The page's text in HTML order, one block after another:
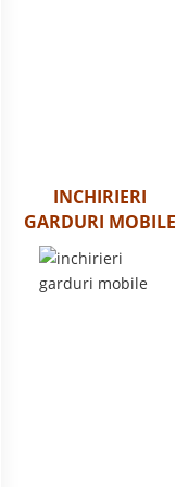
INCHIRIERI
GARDURI MOBILE